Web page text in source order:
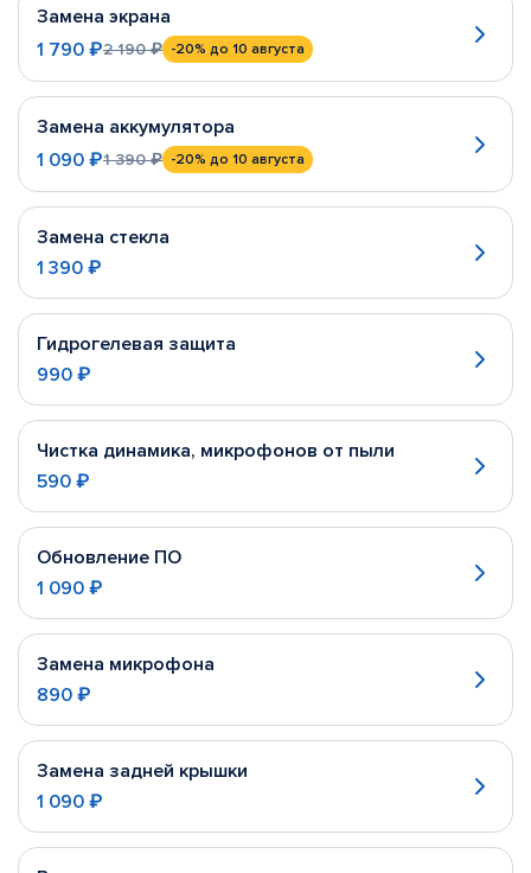
Замена экрана
1 790 ₽2 190 ₽ -20% до 10 августа
Замена аккумулятора
1 090 ₽1 390 ₽ -20% до 10 августа
Замена стекла
1 390 ₽
Гидрогелевая защита
990 ₽
Чистка динамика, микрофонов от пыли
590 ₽
Обновление ПО
1 090 ₽
Замена микрофона
890 ₽
Замена задней крышки
1 090 ₽